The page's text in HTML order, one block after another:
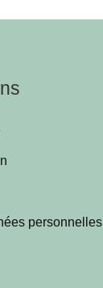
personnelles